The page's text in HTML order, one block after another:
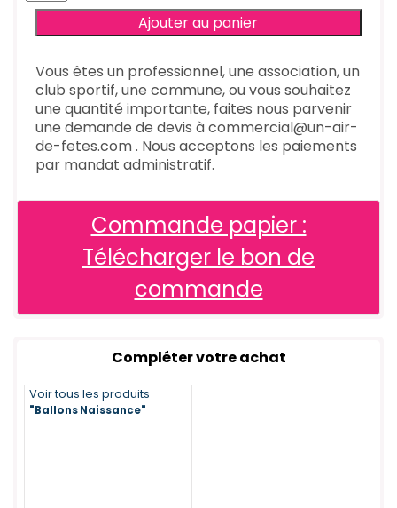
Vous êtes un professionnel, une association, un
club sportif, une commune, ou vous souhaitez
une quantité importante, faites nous parvenir
une demande de devis à commercial@un-air-
de-fetes.com . Nous acceptons les paiements
par mandat administratif.
Commande papier :
Télécharger le bon de
commande
Compléter votre achat
Voir tous les produits
"Ballons Naissance"